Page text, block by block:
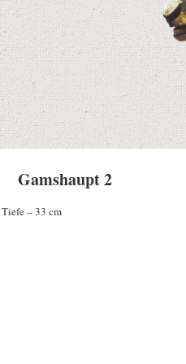
Gamshaupt 2
Tiefe – 33 cm